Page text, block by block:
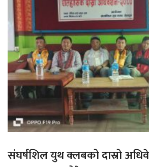
संघर्षशिल युथ क्लबको दास्रो